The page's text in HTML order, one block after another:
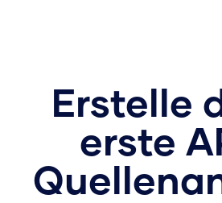
Erstelle
erste